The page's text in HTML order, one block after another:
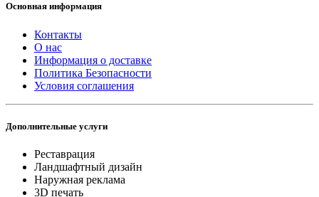
Основная информация
Контакты
О нас
Информация о доставке
Политика Безопасности
Условия соглашения
Дополнительные услуги
Реставрация
Ландшафтный дизайн
Наружная реклама
3D печать